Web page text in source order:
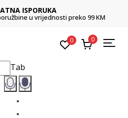
ISPORUKA
u vrijednosti preko 99 KM
0 0
Tab